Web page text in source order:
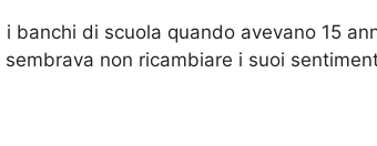
banchi di scuola quando avevano 15
non ricambiare i suoi